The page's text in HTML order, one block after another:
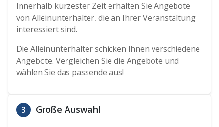
Innerhalb kürzester Zeit erhalten Sie Angebote
von Alleinunterhalter, die an Ihrer Veranstaltung
interessiert sind.
Die Alleinunterhalter schicken Ihnen verschiedene
Angebote. Vergleichen Sie die Angebote und
wählen Sie das passende aus!
3 Große Auswahl